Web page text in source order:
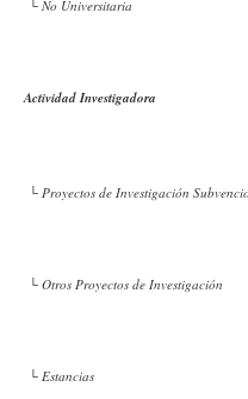
└ No Universitaria
Actividad Investigadora
└ Proyectos de Investigación
└ Otros Proyectos de Investigación
└ Estancias